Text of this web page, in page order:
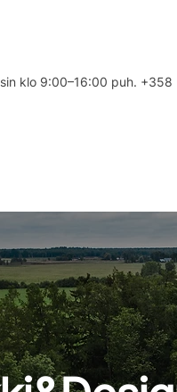
klo 9:00–16:00 puh.